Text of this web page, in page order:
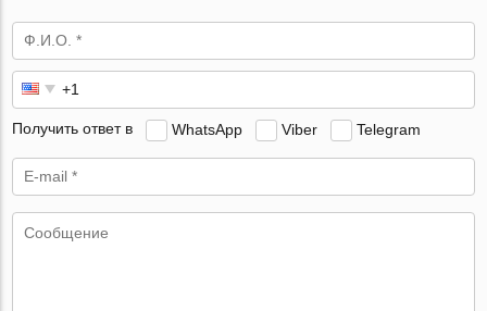
Получить ответ в WhatsApp Viber Telegram